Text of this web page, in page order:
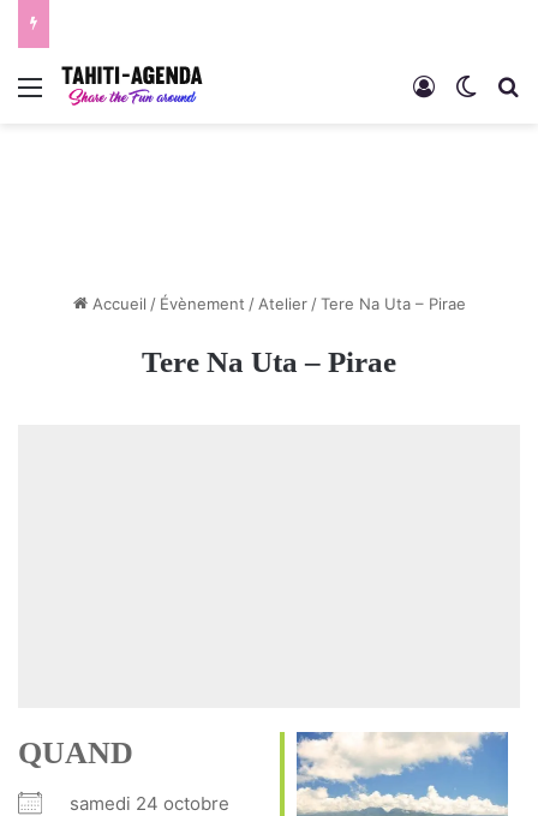
Menu Connexion
Accueil / Évènement / Atelier / Tere Na Uta – Pirae
Tere Na Uta – Pirae
QUAND
samedi 24 octobre